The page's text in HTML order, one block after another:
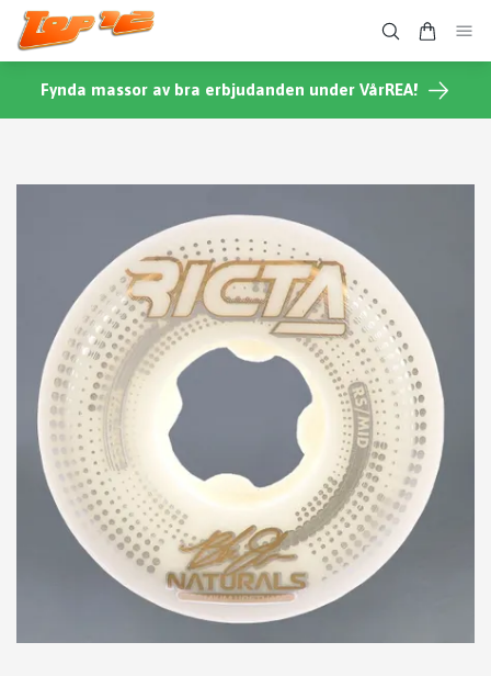
Fynda massor av bra erbjudanden under VårREA!